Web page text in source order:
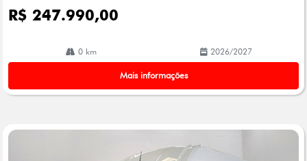
R$ 247.990,00
0 km 2026/2027
Mais informações